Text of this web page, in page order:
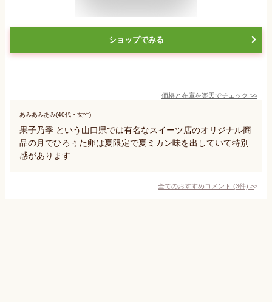
ショップでみる
価格と在庫を楽天でチェック >>
あみあみあみ(40代・女性)
果子乃季 という山口県では有名なスイーツ店のオリジナル商
品の月でひろぅた卵は夏限定で夏ミカン味を出していて特別
感があります
全てのおすすめコメント (3件) >